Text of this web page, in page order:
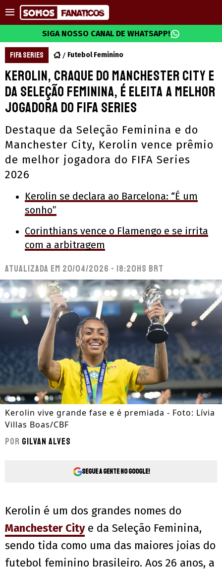
SIGA NOSSO CANAL DE WHATSAPP!
FIFA SERIES Futebol Feminino
Kerolin, craque do Manchester City e
da Seleção Feminina, é eleita a melhor
jogadora do FIFA Series
Destaque da Seleção Feminina e do
Manchester City, Kerolin vence prêmio
de melhor jogadora do FIFA Series
2026
Kerolin se declara ao Barcelona: “É um
sonho”
Corinthians vence o Flamengo e se irrita
com a arbitragem
Atualizada em 20/04/2026 - 18:20hs BRT
Kerolin vive grande fase e é premiada - Foto: Lívia
Villas Boas/CBF
Por Gilvan Alves
Segue a gente no Google!
Kerolin é um dos grandes nomes do
Manchester Citye da Seleção Feminina,
sendo tida como uma das maiores joias do
futebol feminino brasileiro. Aos 26 anos, a